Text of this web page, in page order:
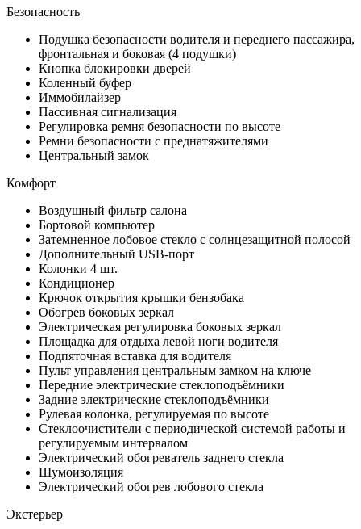
Безопасность
Подушка безопасности водителя и переднего пассажира,
фронтальная и боковая (4 подушки)
Кнопка блокировки дверей
Коленный буфер
Иммобилайзер
Пассивная сигнализация
Регулировка ремня безопасности по высоте
Ремни безопасности с преднатяжителями
Центральный замок
Комфорт
Воздушный фильтр салона
Бортовой компьютер
Затемненное лобовое стекло с солнцезащитной полосой
Дополнительный USB-порт
Колонки 4 шт.
Кондиционер
Крючок открытия крышки бензобака
Обогрев боковых зеркал
Электрическая регулировка боковых зеркал
Площадка для отдыха левой ноги водителя
Подпяточная вставка для водителя
Пульт управления центральным замком на ключе
Передние электрические стеклоподъёмники
Задние электрические стеклоподъёмники
Рулевая колонка, регулируемая по высоте
Стеклоочистители с периодической системой работы и
регулируемым интервалом
Электрический обогреватель заднего стекла
Шумоизоляция
Электрический обогрев лобового стекла
Экстерьер